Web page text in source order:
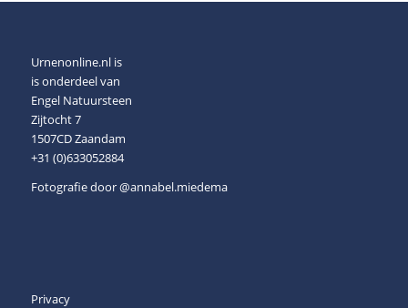
Urnenonline.nl is
is onderdeel van
Engel Natuursteen
Zijtocht 7
1507CD Zaandam
+31 (0)633052884
Fotografie door@annabel.miedema
Privacy